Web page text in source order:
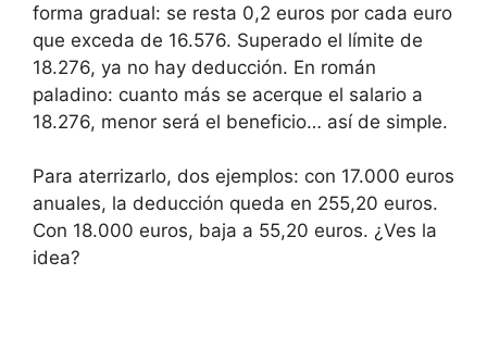
forma gradual: se resta 0,2 euros por cada euro
que exceda de 16.576. Superado el límite de
18.276, ya no hay deducción. En román
paladino: cuanto más se acerque el salario a
18.276, menor será el beneficio… así de simple.
Para aterrizarlo, dos ejemplos: con 17.000 euros
anuales, la deducción queda en 255,20 euros.
Con 18.000 euros, baja a 55,20 euros. ¿Ves la
idea?